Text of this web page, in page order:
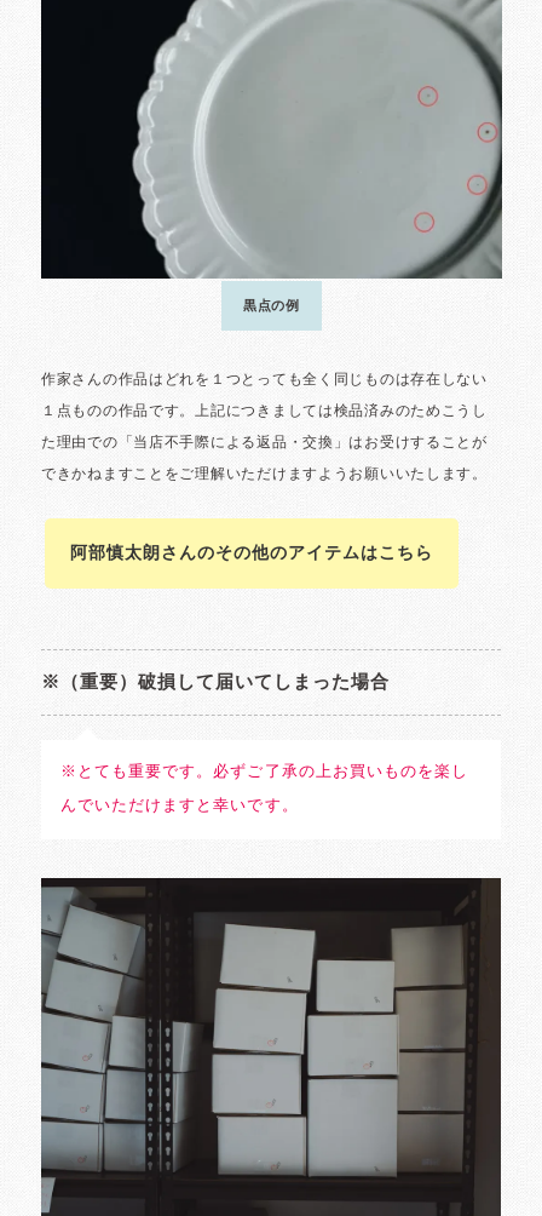
阿部慎太朗さんのその他のアイテムはこちら
※（重要）破損して届いてしまった場合
※とても重要です。必ずご了承の上お買いものを楽し
んでいただけますと幸いです。